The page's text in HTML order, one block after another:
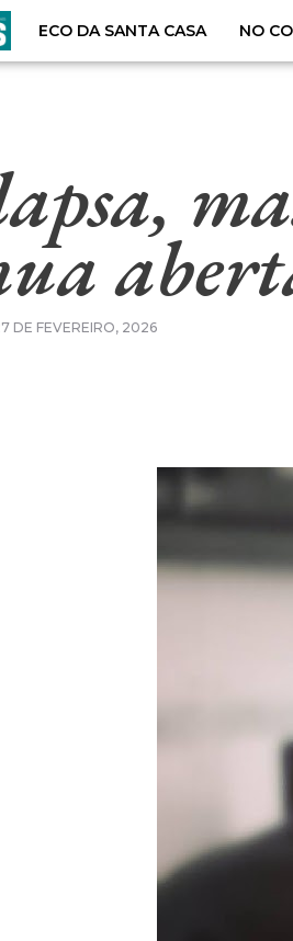
ECO DA SANTA CASA NO
DE FEVEREIRO, 2026